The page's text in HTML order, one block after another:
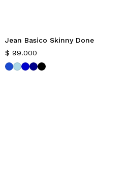
Jean Basico Skinny Done
$ 99.000